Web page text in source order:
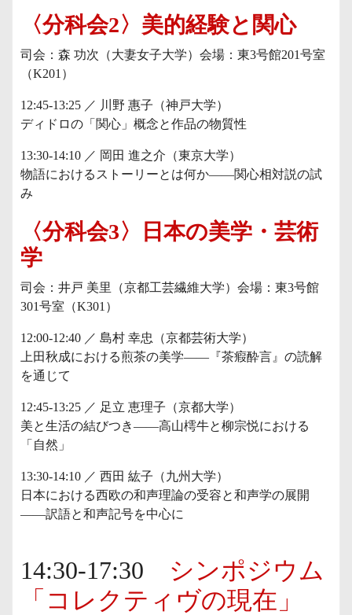
〈分科会2〉美的経験と関心
司会：森 功次（大妻女子大学）会場：東3号館201号室
（K201）
12:45-13:25 ／ 川野 惠子（神戸大学）
ディドロの「関心」概念と作品の物質性
13:30-14:10 ／ 岡田 進之介（東京大学）
物語におけるストーリーとは何か——関心相対説の試
み
〈分科会3〉日本の美学・芸術
学
司会：井戸 美里（京都工芸繊維大学）会場：東3号館
301号室（K301）
12:00-12:40 ／ 島村 幸忠（京都芸術大学）
上田秋成における煎茶の美学——『茶瘕酔言』の読解
を通じて
12:45-13:25 ／ 足立 恵理子（京都大学）
美と生活の結びつき——高山樗牛と柳宗悦における
「自然」
13:30-14:10 ／ 西田 紘子（九州大学）
日本における西欧の和声理論の受容と和声学の展開
——訳語と和声記号を中心に
14:30-17:30 シンポジウム
「コレクティヴの現在」